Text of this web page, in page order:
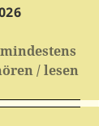
/ lesen